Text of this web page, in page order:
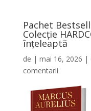
Pachet
Colecție
înțeleaptă
de | mai 16, 2026 |
comentarii